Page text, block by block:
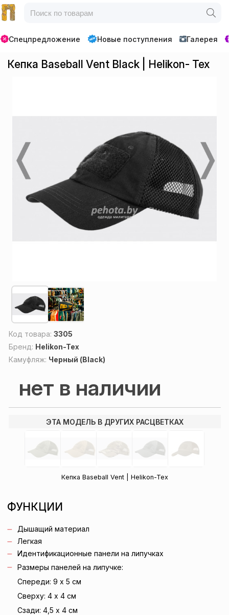
Спецпредложение Новые поступления Галерея
Кепка Baseball Vent Black | Helikon- Tex
Код товара: 3305
Бренд: Helikon-Tex
Камуфляж: Черный (Black)
нет в наличии
ЭТА МОДЕЛЬ В ДРУГИХ РАСЦВЕТКАХ
Кепка Baseball Vent | Helikon-Tex
ФУНКЦИИ
Дышащий материал
Легкая
Идентификационные панели на липучках
Размеры панелей на липучке:
Спереди: 9 x 5 см
Сверху: 4 x 4 см
Сзади: 4,5 x 4 см